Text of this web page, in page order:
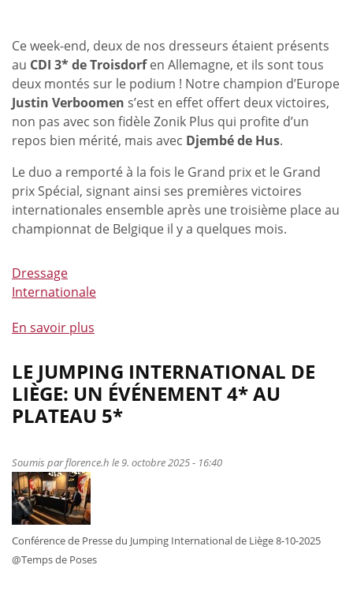
Ce week-end, deux de nos dresseurs étaient présents
au CDI 3* de Troisdorfen Allemagne, et ils sont tous
deux montés sur le podium ! Notre champion d’Europe
Justin Verboomen s’est en effet offert deux victoires,
non pas avec son fidèle Zonik Plus qui profite d’un
repos bien mérité, mais avec Djembé de Hus.
Le duo a remporté à la fois le Grand prix et le Grand
prix Spécial, signant ainsi ses premières victoires
internationales ensemble après une troisième place au
championnat de Belgique il y a quelques mois.
Dressage
Internationale
En savoir plus
de
Plusieurs
podiums
pour
dresseurs
LE JUMPING INTERNATIONAL DE
LIÈGE: UN ÉVÉNEMENT 4* AU
PLATEAU 5*
Soumis parflorence.h le 9. octobre 2025 - 16:40
Conférence de Presse du Jumping International de Liège 8-10-2025
@Temps de Poses